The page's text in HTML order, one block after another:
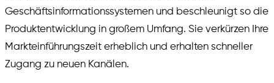
Geschäftsinformationssystemen und beschleunigt so die
Produktentwicklung in großem Umfang. Sie verkürzen Ihre
Markteinführungszeit erheblich und erhalten schneller
Zugang zu neuen Kanälen.